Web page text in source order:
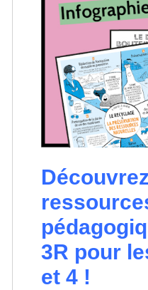
3R pour
et 4 !